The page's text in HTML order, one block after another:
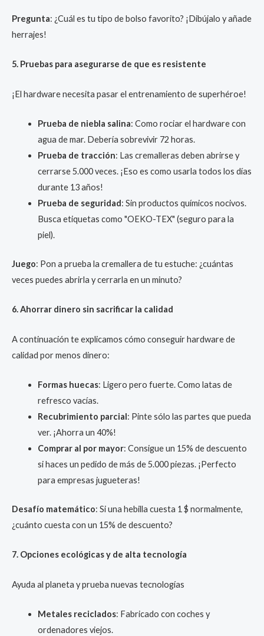
Pregunta: ¿Cuál es tu tipo de bolso favorito? ¡Dibújalo y añade
herrajes!
5. Pruebas para asegurarse de que es resistente
¡El hardware necesita pasar el entrenamiento de superhéroe!
Prueba de niebla salina: Como rociar el hardware con
agua de mar. Debería sobrevivir 72 horas.
Prueba de tracción: Las cremalleras deben abrirse y
cerrarse 5.000 veces. ¡Eso es como usarla todos los días
durante 13 años!
Prueba de seguridad: Sin productos químicos nocivos.
Busca etiquetas como "OEKO-TEX" (seguro para la
piel).
Juego: Pon a prueba la cremallera de tu estuche: ¿cuántas
veces puedes abrirla y cerrarla en un minuto?
6. Ahorrar dinero sin sacrificar la calidad
A continuación te explicamos cómo conseguir hardware de
calidad por menos dinero:
Formas huecas: Ligero pero fuerte. Como latas de
refresco vacías.
Recubrimiento parcial: Pinte sólo las partes que pueda
ver. ¡Ahorra un 40%!
Comprar al por mayor: Consigue un 15% de descuento
si haces un pedido de más de 5.000 piezas. ¡Perfecto
para empresas jugueteras!
Desafío matemático: Si una hebilla cuesta 1 $ normalmente,
¿cuánto cuesta con un 15% de descuento?
7. Opciones ecológicas y de alta tecnología
Ayuda al planeta y prueba nuevas tecnologías
Metales reciclados: Fabricado con coches y
ordenadores viejos.